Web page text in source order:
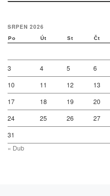
SRPEN 2026
Po Út St Čt
3
4 5 6
10
11 12 13
17
18 19 20
24
25 26 27
31
« Dub